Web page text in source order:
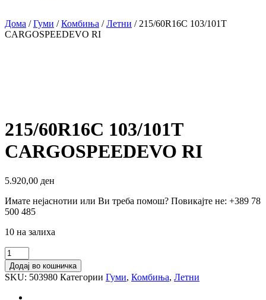
Дома /Гуми /Комбиња /Летни / 215/60R16C 103/101T
CARGOSPEEDEVO RI
215/60R16C 103/101T
CARGOSPEEDEVO RI
5.920,00 ден
Имате нејаснотии или Ви треба помош? Повикајте не: +389 78
500 485
10 на залиха
215/60R16C
103/101T
CARGOSPEEDEVO
RI
количина
Додај во кошничка
SKU: 503980 Категории Гуми, Комбиња, Летни